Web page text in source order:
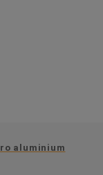
aluminium